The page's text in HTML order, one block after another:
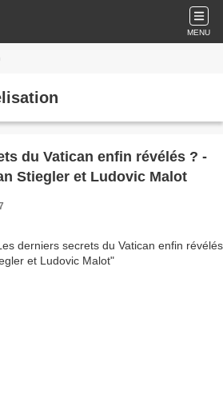
MENU
du Vatican enfin révélés ? -
Stiegler et Ludovic Malot